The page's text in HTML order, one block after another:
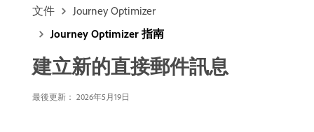
文件
Journey Optimizer
Journey Optimizer 指南
建立新的直接郵件訊息
最後更新： 2026年5月19日